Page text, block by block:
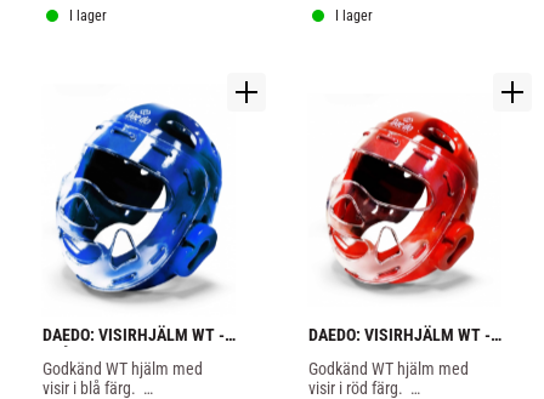
I lager I lager
DAEDO: VISIRHJÄLM WT -
BLÅ
Godkänd WT hjälm med
visir i blå färg.
DAEDO: VISIRHJÄLM WT -
RÖD
Godkänd WT hjälm med
visir i röd färg.